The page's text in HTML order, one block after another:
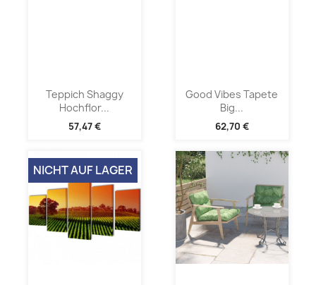
Teppich Shaggy
Hochflor...
57,47 €
Good Vibes Tapete
Big...
62,70 €
NICHT AUF LAGER